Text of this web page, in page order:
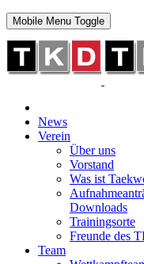
Mobile Menu Toggle
News
Verein
Über uns
Vorstand
Was ist
Downloads
Trainingsorte
Freunde des
Team